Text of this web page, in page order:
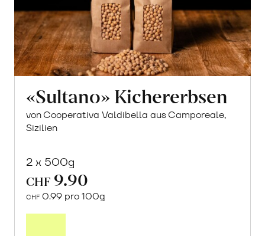
«Sultano» Kichererbsen
von Cooperativa Valdibella aus Camporeale,
Sizilien
2 x 500g
CHF 9.90
CHF 0.99 pro 100g